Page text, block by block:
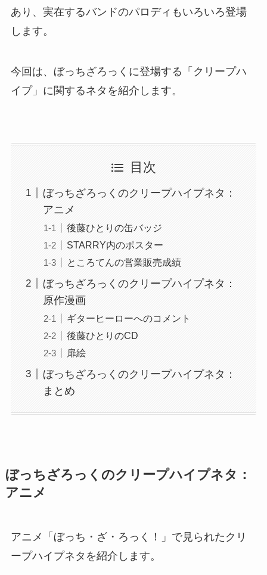
あり、実在するバンドのパロディもいろいろ登場
します。
今回は、ぼっちざろっくに登場する「クリープハ
イプ」に関するネタを紹介します。
目次
ぼっちざろっくのクリープハイプネタ：
アニメ
後藤ひとりの缶バッジ
STARRY内のポスター
ところてんの営業販売成績
ぼっちざろっくのクリープハイプネタ：
原作漫画
ギターヒーローへのコメント
後藤ひとりのCD
扉絵
ぼっちざろっくのクリープハイプネタ：
まとめ
ぼっちざろっくのクリープハイプネタ：
アニメ
アニメ「ぼっち・ざ・ろっく！」で見られたクリ
ープハイプネタを紹介します。